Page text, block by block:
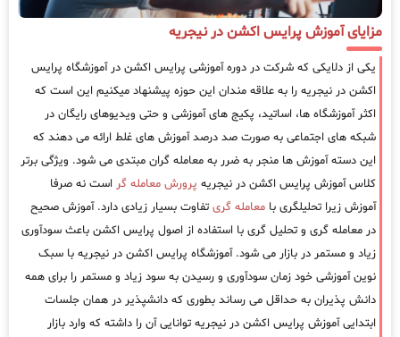
مزایای آموزش پرایس اکشن در نیجریه
یکی از دلایکی که شرکت در دوره آموزشی پرایس اکشن در آموزشگاه پرایس
اکشن در نیجریه را به علاقه مندان این حوزه پیشنهاد میکنیم این است که
اکثر آموزشگاه ها، اساتید، پکیج های آموزشی و حتی ویدیوهای رایگان در
شبکه های اجتماعی به صورت صد درصد آموزش های غلط ارائه می دهند که
این دسته آموزش ها منجر به ضرر به معامله گران مبتدی می شود. ویژگی برتر
کلاس آموزش پرایس اکشن در نیجریه پرورش معامله گر است نه صرفا
آموزش زیرا تحلیلگری با معامله گری تفاوت بسیار زیادی دارد. آموزش صحیح
در معامله گری و تحلیل گری با استفاده از اصول پرایس اکشن باعث سودآوری
زیاد و مستمر در بازار می شود. آموزشگاه پرایس اکشن در نیجریه با سبک
نوین آموزشی خود زمان سودآوری و رسیدن به سود زیاد و مستمر را برای همه
دانش پذیران به حداقل می رساند بطوری که دانشپذیر در همان جلسات
ابتدایی آموزش پرایس اکشن در نیجریه توانایی آن را داشته که وارد بازار